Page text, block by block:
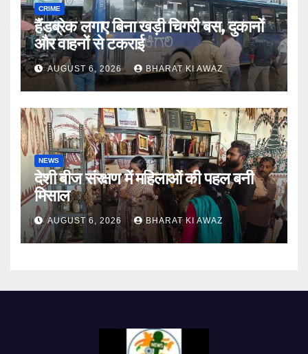
CRIME
हैंडब्रेक लगाए बिना खड़ी चिगरी बस, दुकानों
और वाहनों से टकराई
AUGUST 6, 2026 BHARAT KI AWAZ
NEWS
देशी बीज संरक्षण में महिलाओं की पहल बनी
मिसाल
AUGUST 6, 2026 BHARAT KI AWAZ